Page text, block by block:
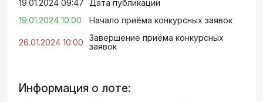
19.01.2024 09:47
Дата публикации
19.01.2024 10:00
Начало приёма конкурсных заявок
26.01.2024 10:00
Завершение приёма конкурсных
заявок
Информация о лоте: